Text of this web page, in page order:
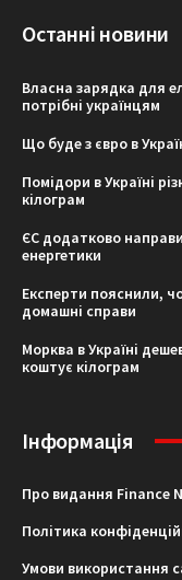
Останні новини
Власна зарядка для
потрібні українцям
Що буде з євро в
Помідори в Україні
кілограм
ЄС додатково
енергетики
Експерти пояснили,
домашні справи
Морква в Україні
коштує кілограм
Інформація
Про видання Finance
Політика
Умови використання